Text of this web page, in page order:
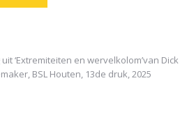
uit‘Extremiteiten en wervelkolom’van Dick
BSL Houten, 13de druk, 2025